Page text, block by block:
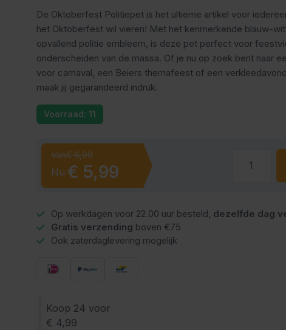
De Oktoberfest Politiepet is het ultieme artikel voor
het Oktoberfest wil vieren! Met het kenmerkende blauw-
opvallend politie embleem, is deze pet perfect voor
onderscheiden van de massa. Of je nu op zoek bent naar
voor carnaval, een Beiers themafeest of een
maak jij gegarandeerd indruk.
Voorraad: 11
Van€ 6,99
Nu € 5,99
Op werkdagen voor 22.00 uur besteld, dezelfde dag
Gratis verzending boven €75
Ook zaterdaglevering mogelijk
Koop 24 voor
€ 4,99